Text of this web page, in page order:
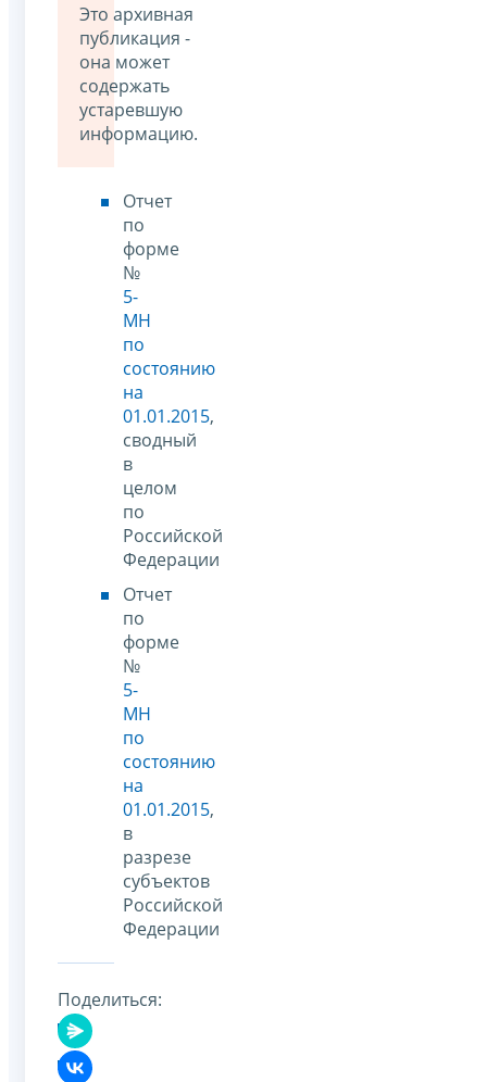
Это архивная
публикация -
она может
содержать
устаревшую
информацию.
Отчет
по
форме
№
5-
МН
по
состоянию
на
01.01.2015,
сводный
в
целом
по
Российской
Федерации
Отчет
по
форме
№
5-
МН
по
состоянию
на
01.01.2015,
в
разрезе
субъектов
Российской
Федерации
Поделиться: